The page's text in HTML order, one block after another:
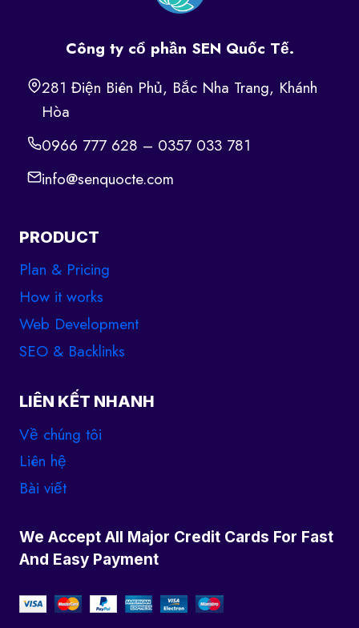
Công ty cổ phần SEN Quốc Tế.
281 Điện Biên Phủ, Bắc Nha Trang, Khánh
Hòa
0966 777 628 – 0357 033 781
info@senquocte.com
PRODUCT
Plan & Pricing
How it works
Web Development
SEO & Backlinks
LIÊN KẾT NHANH
Về chúng tôi
Liên hệ
Bài viết
We Accept All Major Credit Cards For Fast
And Easy Payment